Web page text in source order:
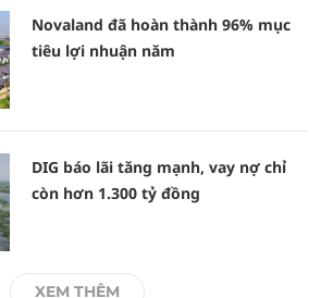
Novaland đã hoàn thành 96% mục
tiêu lợi nhuận năm
DIG báo lãi tăng mạnh, vay nợ chỉ
còn hơn 1.300 tỷ đồng
XEM THÊM